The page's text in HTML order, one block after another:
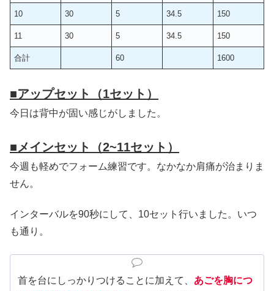
10 30 5 34.5 150
11 30 5 34.5 150
合計 60 1600
■アップセット（1セット）
今日は背中が固い感じがしました。
■メインセット（2~11セット）
今週も軽めでフォーム練習です。なかなか肩痛が治まりま
せん。
インターバルを90秒にして、10セット行いました。いつ
も通り。
首を台にしっかりつけることに加えて、 あごを胸につ